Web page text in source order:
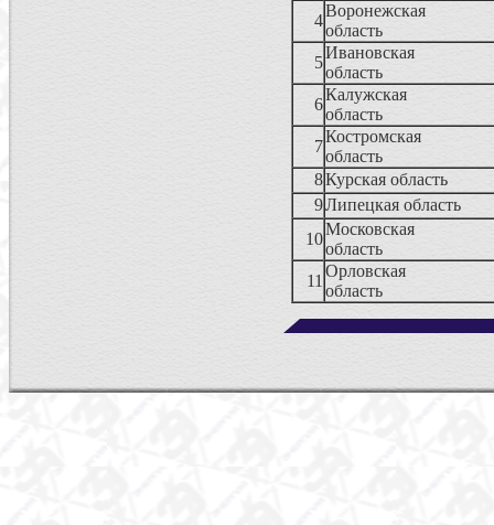
4
Воронежская
область
5
Ивановская
область
6
Калужская
область
7
Костромская
область
8Курская
9Липецкая область
10
Московская
область
11
Орловская
область